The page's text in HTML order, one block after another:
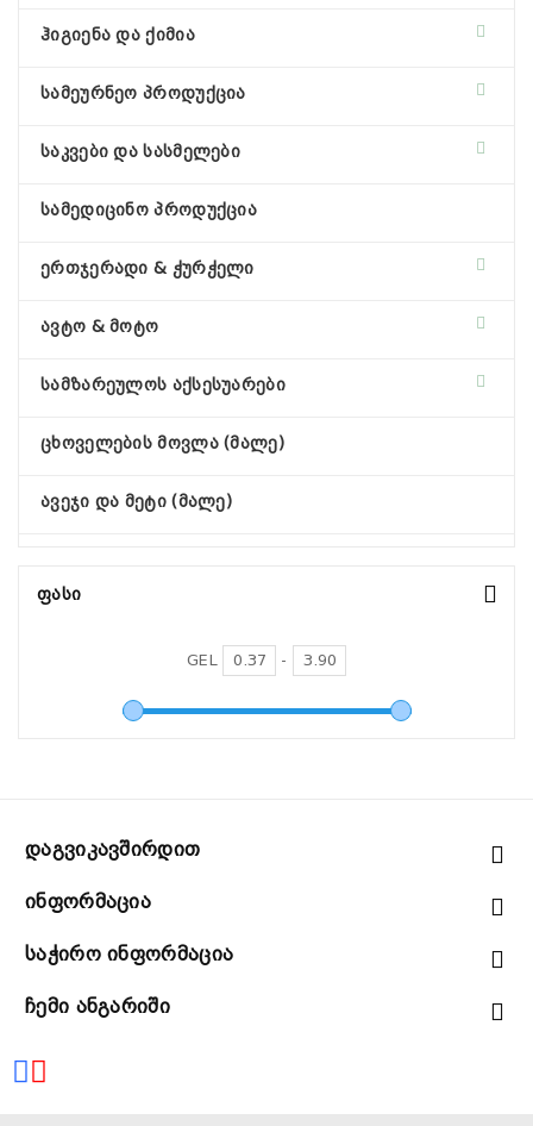
ჰიგიენა და ქიმია
სამეურნეო პროდუქცია
საკვები და სასმელები
სამედიცინო პროდუქცია
ერთჯერადი & ჭურჭელი
ავტო & მოტო
სამზარეულოს აქსესუარები
ცხოველების მოვლა (მალე)
ავეჯი და მეტი (მალე)
Ფასი
GEL -
Დაგვიკავშირდით
Ინფორმაცია
Საჭირო Ინფორმაცია
Ჩემი Ანგარიში